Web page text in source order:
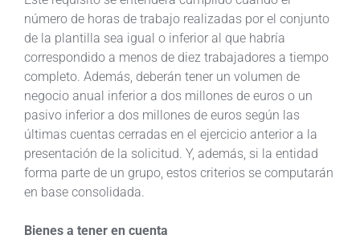
número de horas de trabajo realizadas por el conjunto
de la plantilla sea igual o inferior al que habría
correspondido a menos de diez trabajadores a tiempo
completo. Además, deberán tener un volumen de
negocio anual inferior a dos millones de euros o un
pasivo inferior a dos millones de euros según las
últimas cuentas cerradas en el ejercicio anterior a la
presentación de la solicitud. Y, además, si la entidad
forma parte de un grupo, estos criterios se computarán
en base consolidada.
Bienes a tener en cuenta